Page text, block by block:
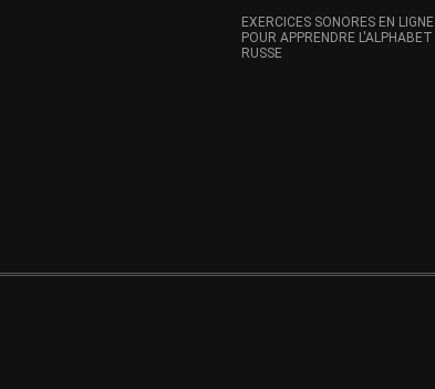
EXERCICES SONORES EN LIGNE
POUR APPRENDRE L'ALPHABET
RUSSE